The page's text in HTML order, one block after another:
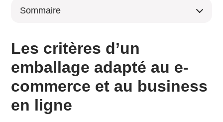
Sommaire
Protection et sécurité
Adaptabilité et praticité
Esthétique et personnalisation
Les types d’emballages pour répondre à tous les
Pour les vêtements
Les critères d’un
emballage adapté au e-
commerce et au business
en ligne